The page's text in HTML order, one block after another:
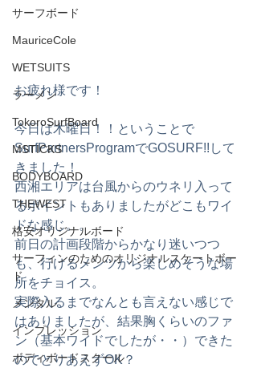
サーフボード
MauriceCole
WETSUITS
ラーメン
TokoroSurfBoard
MSTICKS
BODYBOARD
THEWEST
格安オリジナルボード
サーフィンのためのオリジナルスケートボー
ド
メンタル
インプレッション
ボディボードスクール
お疲れ様です！
今日は木曜日！！ということで
SurfPartnersProgramでGOSURF!!して
きました！
西湘エリアは台風からのウネリ入って
るポイントもありましたがどこもワイ
ドな感じ。。
前日の計画段階からかなり迷いつつ
も、行けるメンツから楽しめそうな場
所をチョイス。
実際入るまでなんとも言えない感じで
はありましたが、結果胸くらいのファ
ン（基本ワイドでしたが・・）できた
のでとりあえずOK？